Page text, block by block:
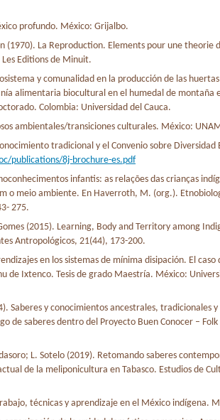
profundo. México: Grijalbo.
(1970). La Reproduction. Elements pour une theorie
Editions de Minuit.
y comunalidad en la producción de las
alimentaria biocultural en el humedal de montaña
Colombia: Universidad del Cauca.
ambientales/transiciones culturales. México:
tradicional y el Convenio sobre Diversidad
publications/8j-brochure-es.pdf
infantis: as relações das crianças
o meio ambiente. En Haverroth, M. (org.).
275.
(2015). Learning, Body and Territory among
Antropológicos, 21(44), 173-200.
en los sistemas de mínima disipación. El caso
de Ixtenco. Tesis de grado Maestría. México:
Saberes y conocimientos ancestrales, tradicionales
de saberes dentro del Proyecto Buen Conocer –
L. Sotelo (2019). Retomando saberes
de la meliponicultura en Tabasco. Estudios de
técnicas y aprendizaje en el México indígena.